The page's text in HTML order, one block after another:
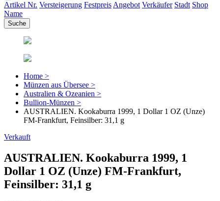
Artikel Nr. Versteigerung Festpreis Angebot Verkäufer Stadt Shop
Name
Home >
Münzen aus Übersee >
Australien & Ozeanien >
Bullion-Münzen >
AUSTRALIEN. Kookaburra 1999, 1 Dollar 1 OZ (Unze)
FM-Frankfurt, Feinsilber: 31,1 g
Verkauft
AUSTRALIEN. Kookaburra 1999, 1
Dollar 1 OZ (Unze) FM-Frankfurt,
Feinsilber: 31,1 g